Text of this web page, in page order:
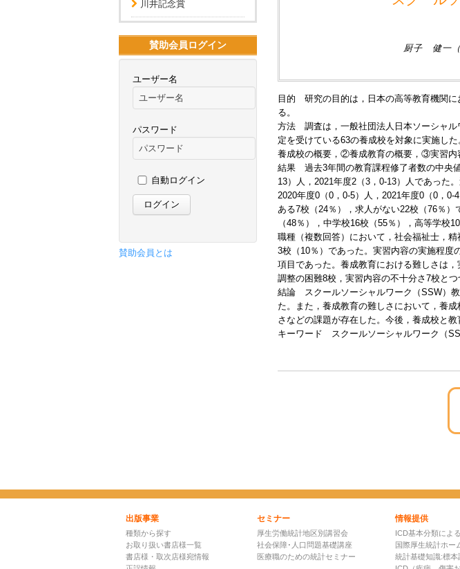
川井記念賞
賛助会員ログイン
ユーザー名
パスワード
自動ログイン
賛助会員とは
厨子 健一
目的 研究の目的は，日本の高等教育機関に
る。
方法 調査は，一般社団法人日本ソーシャル
定を受けている63の養成校を対象に実施し
養成校の概要，②養成教育の概要，③実習内
結果 過去3年間の教育課程修了者数の中央
13）人，2021年度2（3，0-13）人であった
2020年度0（0，0-5）人，2021年度0（0，
ある7校（24％），求人がない22校（76％
（48％），中学校16校（55％），高等学校
職種（複数回答）において，社会福祉士，
3校（10％）であった。実習内容の実施程度
項目であった。養成教育における難しさは
調整の困難8校，実習内容の不十分さ7校と
結論 スクールソーシャルワーク（SSW）
た。また，養成教育の難しさにおいて，養
さなどの課題が存在した。今後，養成校と
キーワード スクールソーシャルワーク（
出版事業
種類から探す
お取り扱い書店様一覧
書店様・取次店様宛情報
セミナー
厚生労働統計地区別講習会
社会保障･人口問題基礎講座
医療職のための統計セミナー
情報提供
ICD基本分類によ
国際厚生統計ホー
統計基礎知識:標